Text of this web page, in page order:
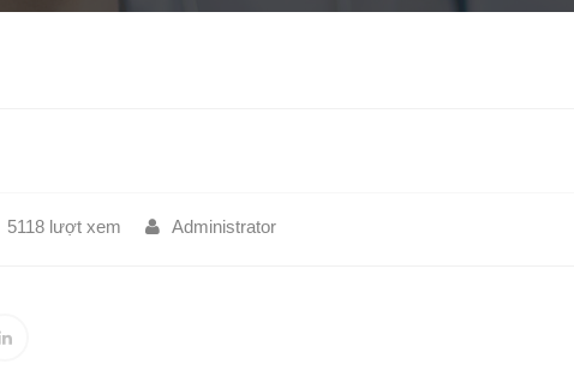
5118 lượt xem Administrator